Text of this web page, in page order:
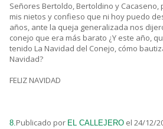
Señores Bertoldo, Bertoldino y Cacaseno,
mis nietos y confieso que ni hoy puedo
años, ante la queja generalizada nos
conejo que era más barato ¿Y este año,
tenido La Navidad del Conejo, cómo
Navidad?
FELIZ NAVIDAD
8.Publicado por EL CALLEJERO el 24/12/